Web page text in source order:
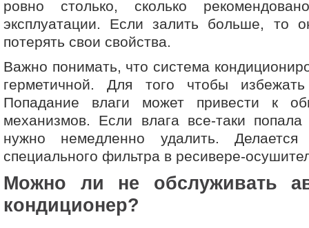
ровно столько, сколько
эксплуатации. Если залить больше, то
потерять свои свойства.
Важно понимать, что система
герметичной. Для того чтобы
Попадание влаги может привести к
механизмов. Если влага все-таки
нужно немедленно удалить.
специального фильтра в ресивере-
Можно ли не обслуживать
кондиционер?